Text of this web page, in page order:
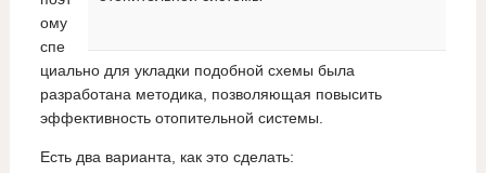
ому
спе
циально для укладки подобной схемы была
разработана методика, позволяющая повысить
эффективность отопительной системы.
Есть два варианта, как это сделать: